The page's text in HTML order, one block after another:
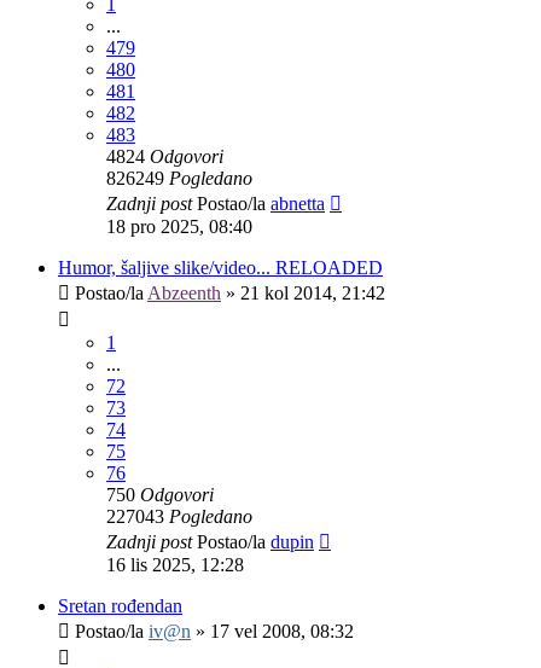
...
479
480
481
482
483
4824 Odgovori
826249 Pogledano
Zadnji postPostao/la abnetta
18 pro 2025, 08:40
Humor, šaljive slike/video... RELOADED
Postao/la Abzeenth » 21 kol 2014, 21:42
1
...
72
73
74
75
76
750 Odgovori
227043 Pogledano
Zadnji postPostao/la dupin
16 lis 2025, 12:28
Sretan rođendan
Postao/la iv@n » 17 vel 2008, 08:32